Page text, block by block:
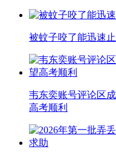
被蚊子咬了能迅速
韦东奕账号评论区
高考顺利